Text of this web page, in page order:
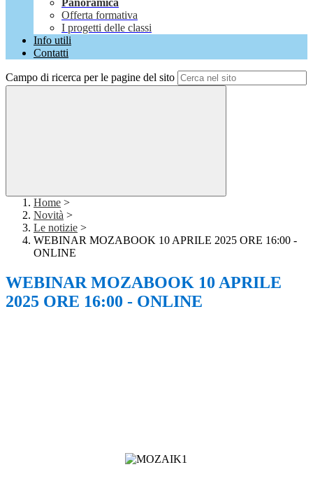
Panoramica
Offerta formativa
I progetti delle classi
Info utili
Contatti
Campo di ricerca per le pagine del sito
Home >
Novità >
Le notizie >
WEBINAR MOZABOOK 10 APRILE 2025 ORE 16:00 -
ONLINE
WEBINAR MOZABOOK 10 APRILE
2025 ORE 16:00 - ONLINE